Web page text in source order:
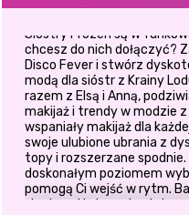
Siostry Frozen są w
chcesz do nich dołączyć?
Disco Fever i stwórz
modą dla sióstr z Krainy
razem z Elsą i Anną,
makijaż i trendy w modzie
wspaniały makijaż dla
swoje ulubione ubrania z
topy i rozszerzane spodnie.
doskonałym poziomem
pomogą Ci wejść w rytm.
siostrami i ciesz się